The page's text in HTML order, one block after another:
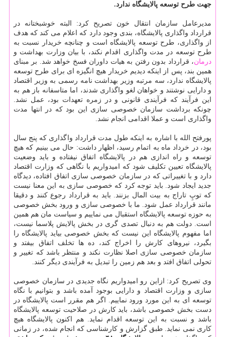
جهت طرح توسعه پالایشگاه ندارد.
مدیرعامل سازمان انتقال خون تصریح كرد: البته خوشبختانه در
قرارداد واگذاری پالایشگاه، بندی وجود دارد كه اعلام می كند كه هدف
از واگذاری، طرح توسعه پالایشگاه است و چنانچه خریدار نسبت به
طرح توسعه در مدت واگذاری اقدام نكند، با بیان وزارت بهداشت و
درمان، قرارداد بدون رفتن به هیات داوران فسخ خواهد شد. بر مبنای
همین بند، پس از اینكه دیدیم خریدار هیچ انگیزه ای برای طرح توسعه
پالایشگاه ندارد، سه مرتبه وزیر بهداشت نامه رسمی به وزیر اقتصاد
و دارایی نوشتند و خواهان لغو واگذاری شدند، اما متاسفانه باز هم به
این فرآیند كه فرآیندی قانونی و در زمره تعهدات بود، عمل نشد.
چونكه برداشت سازمان خصوصی سازی این بود كه در انتها مدت
واگذاری است و عملا اقدامی انجام نشد.
پورفتح الله با اشاره به اینكه طول مدت قرارداد واگذاری كه پنج سال
بود، در خرداد ماه به اتمام رسید، اظهار داشت: حال می بینیم كه هیچ
توسعه و راه اندازی هم در پالایشگاه اتفاق نیفتاده و باید وضعیت
پالایشگاه تعیین تكلیف شود كه امیدواریم با نگاهی كه وزارت اقتصاد
دارد و با تغییراتی كه در سازمان خصوصی سازی اتفاق افتاده، دیدگاه
جدید ایجاد شود. باید توجه كرد كه خصوصی سازی به این معنا نیست
كه توپِ تاراج به بیت المال بزنند. باید به قرارداد رجوع كنند و دقیقا
مانند قرارداد عمل شود. ما با خصوصی سازی و ورود بخش خصوصی
به حوزه توسعه پالایشگاه استقبال می نماییم و سیاست مان هم همین
است. دولت هم به دنبال تصدی گری در بخش پالایش پلاسما نیست،
اما مفهوم پالایشگاه این نیست كه بخش خصوصی بیاید پالایشگاه را
بگیرد، نیروهای كارش را اخراج كند، ده ها تخلف اتفاق بیفتد و
سازمان خصوصی سازی اصلا نظارت نكند و منتظر باشد كه تغییر و
تحولی اتفاق افتد و بعد هم زمین را تبدیل به فرآیندی دیگر كنند.
وی تصریح كرد: ازاین رو امیدواریم نگاه جدیدی در سازمان خصوصی
سازی و وزارت اقتصاد و دارایی بوجود آمده باشد و بتوانیم با نگاه
توسعه ای به این مورد ورود نماییم. اگر هم مقرر است پالایشگاه در
دست بخش خصوصی باشد، باید كارش در صلاحیت توسعه پالایشگاه
باشد و نسبت به این توسعه اقدام نماید. هم اكنون پالایشگاه هیچ
كاری نمی نماید. طبق گزارش و كارشناسی كه انجام شده، در زمانی